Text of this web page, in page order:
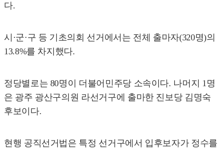
다.
시·군·구 등 기초의회 선거에서는 전체 출마자(320명)의
13.8%를 차지했다.
정당별로는 80명이 더불어민주당 소속이다. 나머지 1명
은 광주 광산구의원 라선거구에 출마한 진보당 김명숙
후보이다.
현행 공직선거법은 특정 선거구에서 입후보자가 정수를